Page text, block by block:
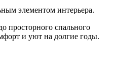
элементом интерьера.
просторного спального
и уют на долгие годы.